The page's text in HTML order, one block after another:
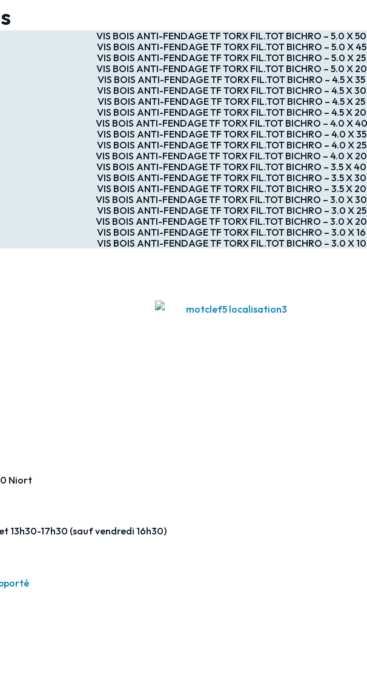
VIS BOIS ANTI-FENDAGE TF TORX FIL.TOT BICHRO – 5.0 X 50
VIS BOIS ANTI-FENDAGE TF TORX FIL.TOT BICHRO – 5.0 X 45
VIS BOIS ANTI-FENDAGE TF TORX FIL.TOT BICHRO – 5.0 X 25
VIS BOIS ANTI-FENDAGE TF TORX FIL.TOT BICHRO – 5.0 X 20
VIS BOIS ANTI-FENDAGE TF TORX FIL.TOT BICHRO – 4.5 X 35
VIS BOIS ANTI-FENDAGE TF TORX FIL.TOT BICHRO – 4.5 X 30
VIS BOIS ANTI-FENDAGE TF TORX FIL.TOT BICHRO – 4.5 X 25
VIS BOIS ANTI-FENDAGE TF TORX FIL.TOT BICHRO – 4.5 X 20
VIS BOIS ANTI-FENDAGE TF TORX FIL.TOT BICHRO – 4.0 X 40
VIS BOIS ANTI-FENDAGE TF TORX FIL.TOT BICHRO – 4.0 X 35
VIS BOIS ANTI-FENDAGE TF TORX FIL.TOT BICHRO – 4.0 X 25
VIS BOIS ANTI-FENDAGE TF TORX FIL.TOT BICHRO – 4.0 X 20
VIS BOIS ANTI-FENDAGE TF TORX FIL.TOT BICHRO – 3.5 X 40
VIS BOIS ANTI-FENDAGE TF TORX FIL.TOT BICHRO – 3.5 X 30
VIS BOIS ANTI-FENDAGE TF TORX FIL.TOT BICHRO – 3.5 X 20
VIS BOIS ANTI-FENDAGE TF TORX FIL.TOT BICHRO – 3.0 X 30
VIS BOIS ANTI-FENDAGE TF TORX FIL.TOT BICHRO – 3.0 X 25
VIS BOIS ANTI-FENDAGE TF TORX FIL.TOT BICHRO – 3.0 X 20
VIS BOIS ANTI-FENDAGE TF TORX FIL.TOT BICHRO – 3.0 X 16
VIS BOIS ANTI-FENDAGE TF TORX FIL.TOT BICHRO – 3.0 X 10
Niort
13h30-17h30 (sauf vendredi 16h30)